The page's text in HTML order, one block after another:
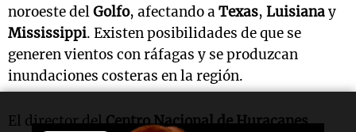
noroeste delGolfo, afectando aTexas, Luisianay
Mississippi. Existen posibilidades de que se
generen vientos con ráfagas y se produzcan
inundaciones costeras en la región.
El director delCentro Nacional de Huracanes,